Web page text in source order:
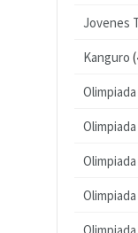
Jovenes
Kanguro